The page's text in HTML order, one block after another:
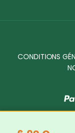
CONDITIONS
Source